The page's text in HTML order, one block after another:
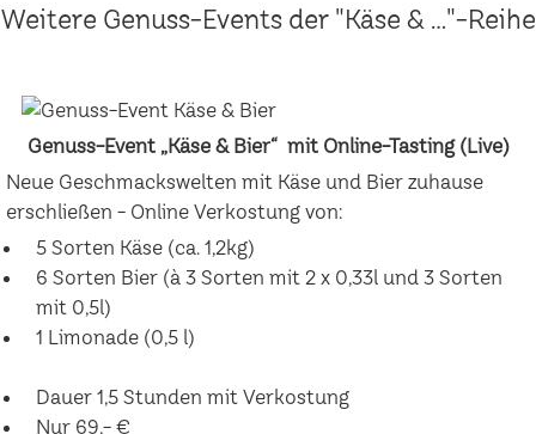
Weitere Genuss-Events der "Käse & ..."-Reihe
Genuss-Event „Käse & Bier“ mit Online-Tasting (Live)
Neue Geschmackswelten mit Käse und Bier zuhause
erschließen - Online Verkostung von:
5 Sorten Käse (ca. 1,2kg)
6 Sorten Bier (à 3 Sorten mit 2 x 0,33l und 3 Sorten
mit 0,5l)
1 Limonade (0,5 l)
Dauer 1,5 Stunden mit Verkostung
Nur 69,- €